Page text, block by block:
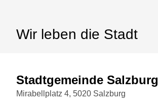
Wir leben die Stadt
Stadtgemeinde Salzburg
Mirabellplatz 4, 5020 Salzburg